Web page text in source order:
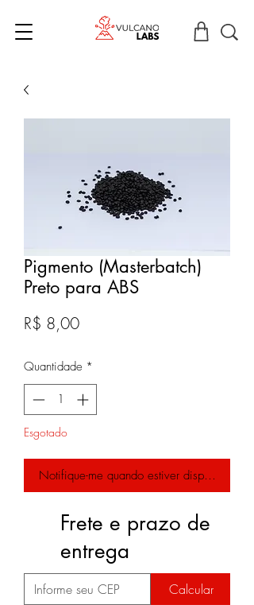
Pigmento (Masterbatch)
Preto para ABS
R$ 8,00Preço
Quantidade *
Esgotado
Notifique-me quando estiver disponível
Calcular
Frete e prazo de
entrega